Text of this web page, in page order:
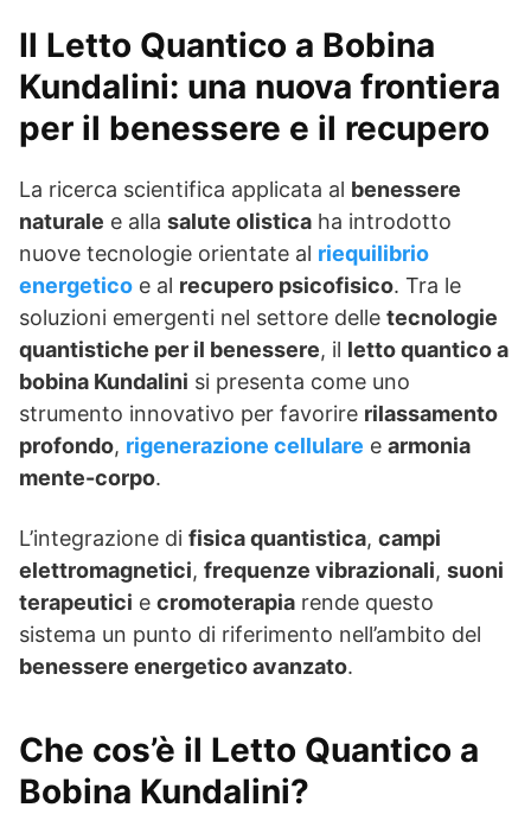
Il Letto Quantico a Bobina
Kundalini: una nuova frontiera
per il benessere e il recupero
La ricerca scientifica applicata al benessere
naturale e alla salute olistica ha introdotto
nuove tecnologie orientate al riequilibrio
energetico e al recupero psicofisico. Tra le
soluzioni emergenti nel settore delle tecnologie
quantistiche per il benessere, il letto quantico a
bobina Kundalini si presenta come uno
strumento innovativo per favorire rilassamento
profondo, rigenerazione cellulare e armonia
mente-corpo.
L’integrazione di fisica quantistica, campi
elettromagnetici, frequenze vibrazionali, suoni
terapeutici e cromoterapia rende questo
sistema un punto di riferimento nell’ambito del
benessere energetico avanzato.
Che cos’è il Letto Quantico a
Bobina Kundalini?